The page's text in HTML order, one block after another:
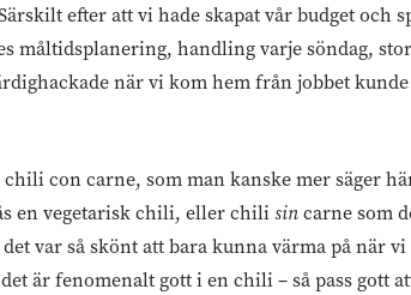
efter att vi hade skapat vår budget och
måltidsplanering, handling varje söndag,
när vi kom hem från jobbet
chili con carne, som man kanske mer säger
en vegetarisk chili, eller chilisincarne som
var så skönt att bara kunna värma på när
är fenomenalt gott i en chili – så pass gott